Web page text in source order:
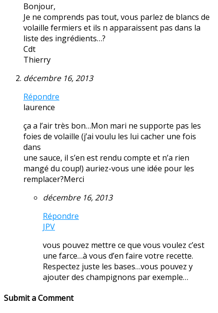
Bonjour,
Je ne comprends pas tout, vous parlez de blancs de
volaille fermiers et ils n apparaissent pas dans la
liste des ingrédients…?
Cdt
Thierry
décembre 16, 2013
Répondre
laurence
ça a l’air très bon…Mon mari ne supporte pas les
foies de volaille (j’ai voulu les lui cacher une fois
dans
une sauce, il s’en est rendu compte et n’a rien
mangé du coup!) auriez-vous une idée pour les
remplacer?Merci
décembre 16, 2013
Répondre
JPV
vous pouvez mettre ce que vous voulez c’est
une farce…à vous d’en faire votre recette.
Respectez juste les bases…vous pouvez y
ajouter des champignons par exemple…
Submit a Comment